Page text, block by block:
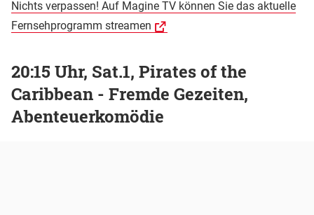
Nichts verpassen! Auf Magine TV können Sie das aktuelle
Fernsehprogramm streamen
20:15 Uhr, Sat.1, Pirates of the
Caribbean - Fremde Gezeiten,
Abenteuerkomödie